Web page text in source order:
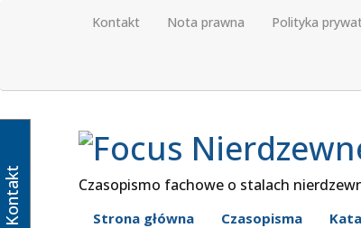
Kontakt Nota prawna Polityka
Czasopismo fachowe o stalach
Strona główna Czasopisma
Kontakt